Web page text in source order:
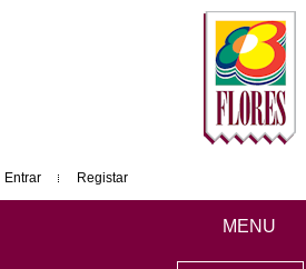
Entrar Registar
MENU